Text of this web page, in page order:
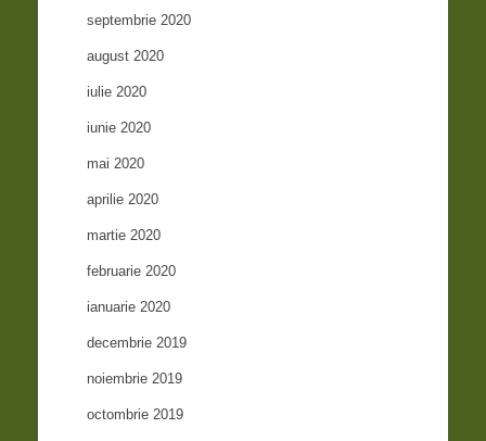
septembrie 2020
august 2020
iulie 2020
iunie 2020
mai 2020
aprilie 2020
martie 2020
februarie 2020
ianuarie 2020
decembrie 2019
noiembrie 2019
octombrie 2019